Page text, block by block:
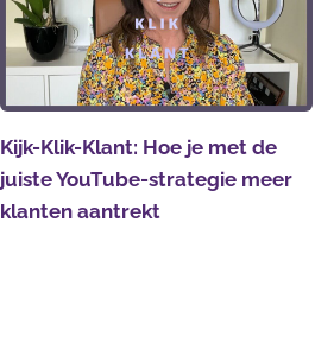
Kijk-Klik-Klant: Hoe je met de
juiste YouTube-strategie meer
klanten aantrekt